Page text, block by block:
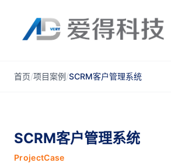
首页/项目案例/SCRM客户管理系统
SCRM客户管理系统
ProjectCase